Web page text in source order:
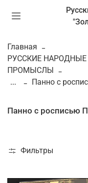
Главная
РУССКИЕ
ПРОМЫСЛЫ
...
Панно с
Панно с росписью
Фильтры